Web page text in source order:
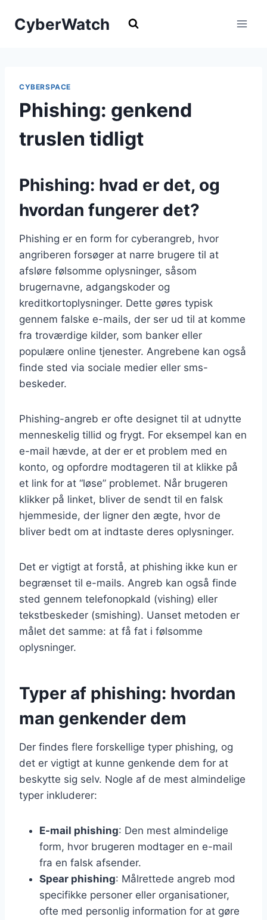
CyberWatch
CYBERSPACE
Phishing: genkend
truslen tidligt
Phishing: hvad er det, og
hvordan fungerer det?
Phishing er en form for cyberangreb, hvor
angriberen forsøger at narre brugere til at
afsløre følsomme oplysninger, såsom
brugernavne, adgangskoder og
kreditkortoplysninger. Dette gøres typisk
gennem falske e-mails, der ser ud til at komme
fra troværdige kilder, som banker eller
populære online tjenester. Angrebene kan også
finde sted via sociale medier eller sms-
beskeder.
Phishing-angreb er ofte designet til at udnytte
menneskelig tillid og frygt. For eksempel kan en
e-mail hævde, at der er et problem med en
konto, og opfordre modtageren til at klikke på
et link for at “løse” problemet. Når brugeren
klikker på linket, bliver de sendt til en falsk
hjemmeside, der ligner den ægte, hvor de
bliver bedt om at indtaste deres oplysninger.
Det er vigtigt at forstå, at phishing ikke kun er
begrænset til e-mails. Angreb kan også finde
sted gennem telefonopkald (vishing) eller
tekstbeskeder (smishing). Uanset metoden er
målet det samme: at få fat i følsomme
oplysninger.
Typer af phishing: hvordan
man genkender dem
Der findes flere forskellige typer phishing, og
det er vigtigt at kunne genkende dem for at
beskytte sig selv. Nogle af de mest almindelige
typer inkluderer:
E-mail phishing: Den mest almindelige
form, hvor brugeren modtager en e-mail
fra en falsk afsender.
Spear phishing: Målrettede angreb mod
specifikke personer eller organisationer,
ofte med personlig information for at gøre